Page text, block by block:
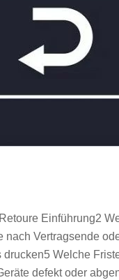
Einführung2
nach Vertragsende
Welche
defekt oder